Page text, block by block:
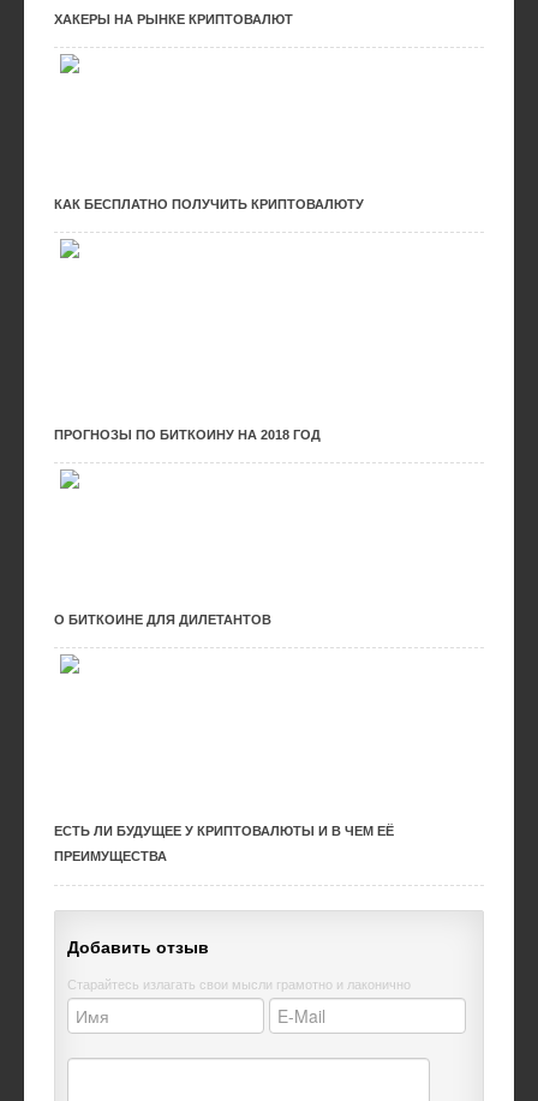
ХАКЕРЫ НА РЫНКЕ КРИПТОВАЛЮТ
КАК БЕСПЛАТНО ПОЛУЧИТЬ КРИПТОВАЛЮТУ
ПРОГНОЗЫ ПО БИТКОИНУ НА 2018 ГОД
О БИТКОИНЕ ДЛЯ ДИЛЕТАНТОВ
ЕСТЬ ЛИ БУДУЩЕЕ У КРИПТОВАЛЮТЫ И В ЧЕМ ЕЁ
ПРЕИМУЩЕСТВА
Добавить отзыв
Старайтесь излагать свои мысли грамотно и лаконично